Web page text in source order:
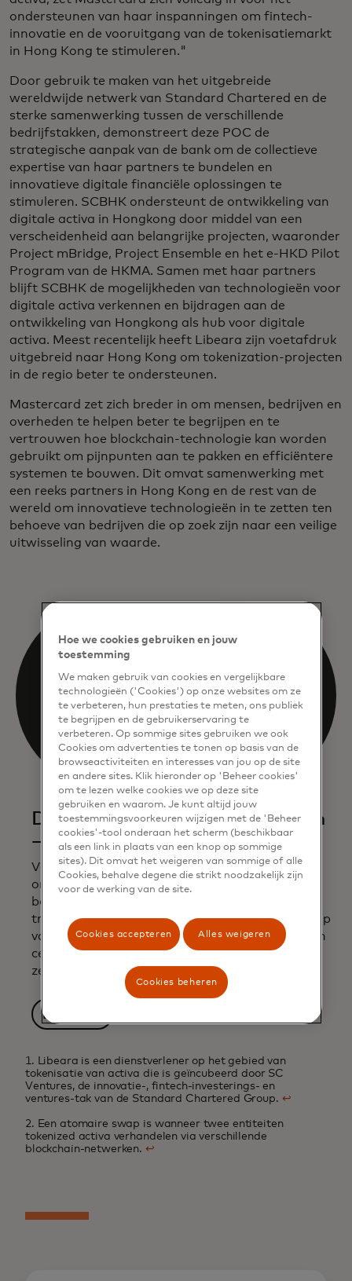
ondersteunen van haar inspanningen om fintech-
innovatie en de vooruitgang van de tokenisatiemarkt
in Hong Kong te stimuleren."
Door gebruik te maken van het uitgebreide
wereldwijde netwerk van Standard Chartered en de
sterke samenwerking tussen de verschillende
bedrijfstakken, demonstreert deze POC de
strategische aanpak van de bank om de collectieve
expertise van haar partners te bundelen en
innovatieve digitale financiële oplossingen te
stimuleren. SCBHK ondersteunt de ontwikkeling van
digitale activa in Hongkong door middel van een
verscheidenheid aan belangrijke projecten, waaronder
Project mBridge, Project Ensemble en het e-HKD Pilot
Program van de HKMA. Samen met haar partners
blijft SCBHK de mogelijkheden van technologieën voor
digitale activa verkennen en bijdragen aan de
ontwikkeling van Hongkong als hub voor digitale
activa. Meest recentelijk heeft Libeara zijn voetafdruk
uitgebreid naar Hong Kong om tokenization-projecten
in de regio beter te ondersteunen.
Mastercard zet zich breder in om mensen, bedrijven en
overheden te helpen beter te begrijpen en te
vertrouwen hoe blockchain-technologie kan worden
gebruikt om pijnpunten aan te pakken en efficiëntere
systemen te bouwen. Dit omvat samenwerking met
een reeks partners in Hong Kong en de rest van de
wereld om innovatieve technologieën in te zetten ten
behoeve van bedrijven die op zoek zijn naar een veilige
uitwisseling van waarde.
De volgende generatie blockchain
– en bankieren
Voortbouwend op jarenlange ervaring met het
ontwikkelen van netwerkmogelijkheden voor
banken, maakt Mastercard vertrouwde
transacties op de blockchain mogelijk met behulp
van tokenized deposito's of digitale valuta's van
centrale banken via zijn Multi-Token Network,
zegt Raj Dhamodharan van Mastercard.
Lees meer
1. Libeara is een dienstverlener op het gebied van
tokenisatie van activa die is geïncubeerd door SC
Ventures, de innovatie-, fintech-investerings- en
ventures-tak van de Standard Chartered Group. ↩
2. Een atomaire swap is wanneer twee entiteiten
tokenized activa verhandelen via verschillende
blockchain-netwerken. ↩
Hoe we cookies gebruiken en jouw
toestemming
We maken gebruik van cookies en vergelijkbare
technologieën ('Cookies') op onze websites om ze
te verbeteren, hun prestaties te meten, ons publiek
te begrijpen en de gebruikerservaring te
verbeteren. Op sommige sites gebruiken we ook
Cookies om advertenties te tonen op basis van de
browseactiviteiten en interesses van jou op de site
en andere sites. Klik hieronder op 'Beheer cookies'
om te lezen welke cookies we op deze site
gebruiken en waarom. Je kunt altijd jouw
toestemmingsvoorkeuren wijzigen met de 'Beheer
cookies'-tool onderaan het scherm (beschikbaar
als een link in plaats van een knop op sommige
sites). Dit omvat het weigeren van sommige of alle
Cookies, behalve degene die strikt noodzakelijk zijn
voor de werking van de site.
Cookies accepteren Alles weigeren
Cookies beheren